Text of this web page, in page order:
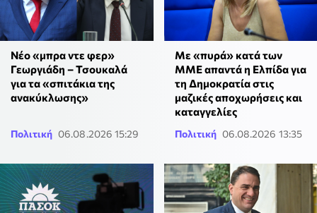
Νέο «μπρα ντε φερ»
Γεωργιάδη – Τσουκαλά
για τα «σπιτάκια της
ανακύκλωσης»
Πολιτική 06.08.2026 15:29
Με «πυρά» κατά των
ΜΜΕ απαντά η Ελπίδα για
τη Δημοκρατία στις
μαζικές αποχωρήσεις και
καταγγελίες
Πολιτική 06.08.2026 13:35